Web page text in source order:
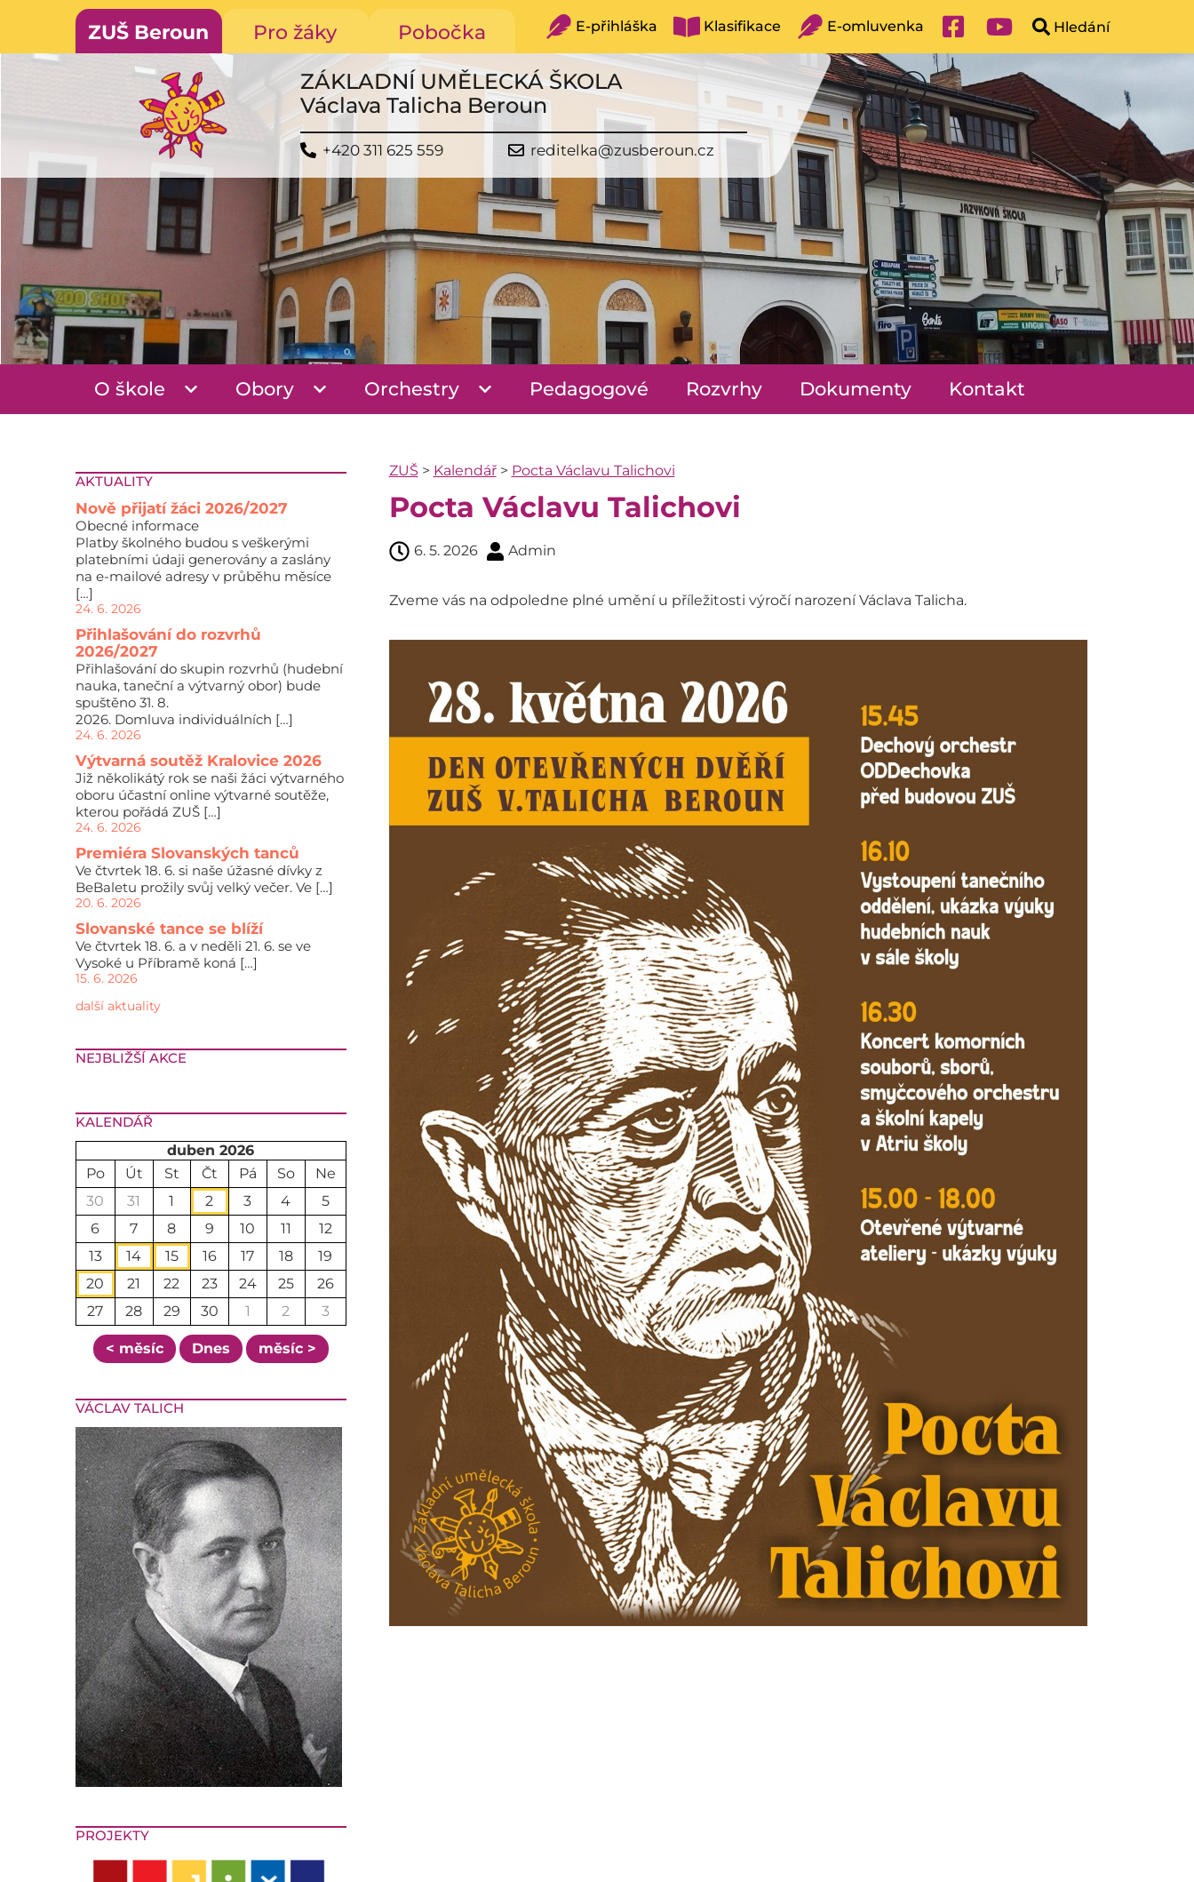
ZUŠ Beroun Pro žáky Pobočka E-přihláška Klasifikace E-omluvenka
ZÁKLADNÍ UMĚLECKÁ ŠKOLA
Václava Talicha Beroun
+420 311 625 559 reditelka@zusberoun.cz
O škole Obory Orchestry Pedagogové Rozvrhy Dokumenty Kontakt
AKTUALITY
Nově přijatí žáci 2026/2027
Obecné informace
Platby školného budou s veškerými
platebními údaji generovány a zaslány
na e-mailové adresy v průběhu měsíce
[…]
24. 6. 2026
Přihlašování do rozvrhů
2026/2027
Přihlašování do skupin rozvrhů (hudební
nauka, taneční a výtvarný obor) bude
spuštěno 31. 8.
2026. Domluva individuálních […]
24. 6. 2026
Výtvarná soutěž Kralovice 2026
Již několikátý rok se naši žáci výtvarného
oboru účastní online výtvarné soutěže,
kterou pořádá ZUŠ […]
24. 6. 2026
Premiéra Slovanských tanců
Ve čtvrtek 18. 6. si naše úžasné dívky z
BeBaletu prožily svůj velký večer. Ve […]
20. 6. 2026
Slovanské tance se blíží
Ve čtvrtek 18. 6. a v neděli 21. 6. se ve
Vysoké u Příbramě koná […]
15. 6. 2026
další aktuality
NEJBLIŽŠÍ AKCE
KALENDÁŘ
duben 2026
Po
Út St Čt Pá So
Ne
30
31 1 2 3 4
5
6
7 8 9 10 11
12
13
14 15 16 17 18
19
20
21 22 23 24 25
26
27
28 29 30 1 2 3
< měsíc Dnes měsíc >
VÁCLAV TALICH
PROJEKTY
ZUŠ > Kalendář> Pocta Václavu Talichovi
Pocta Václavu Talichovi
6. 5. 2026 Admin
Zveme vás na odpoledne plné umění u příležitosti výročí narození Václava Talicha.